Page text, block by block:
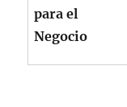
para el
Negocio